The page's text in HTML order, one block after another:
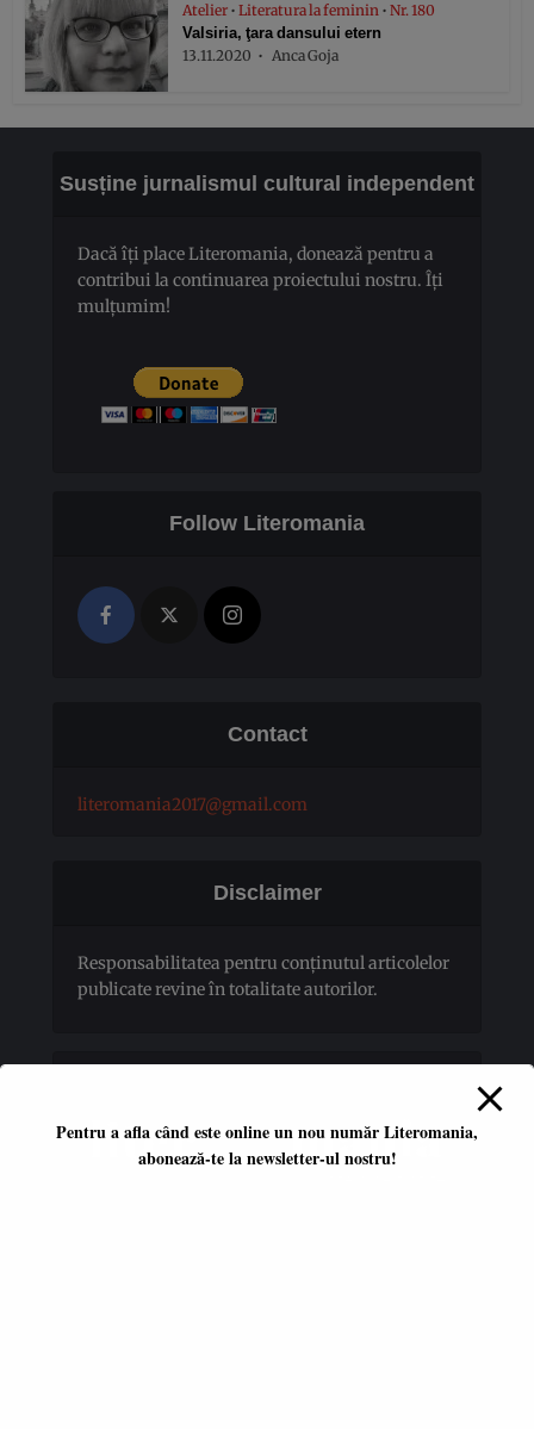
Atelier • Literatura la feminin • Nr. 180
Valsiria, ţara dansului etern
13.11.2020
Anca Goja
Susține jurnalismul cultural independent
Dacă îți place Literomania, donează pentru a
contribui la continuarea proiectului nostru. Îți
mulțumim!
Follow Literomania
Contact
literomania2017@gmail.com
Disclaimer
Responsabilitatea pentru conţinutul articolelor
publicate revine în totalitate autorilor.
Pentru a afla când este online un nou număr Literomania,
abonează-te la newsletter-ul nostru!